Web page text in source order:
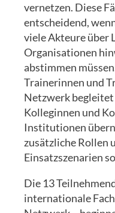
vernetzen. Diese
entscheidend,
viele Akteure über
Organisationen
abstimmen
Trainerinnen und
Netzwerk begleitet
Kolleginnen und
Institutionen
zusätzliche Rollen
Einsatzszenarien
Die 13
internationale